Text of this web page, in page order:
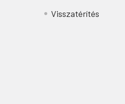
Visszatérítés